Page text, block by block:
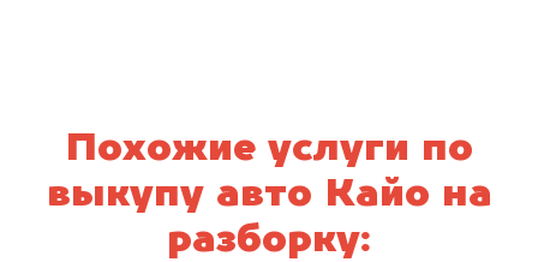
Похожие услуги по
выкупу авто Кайо на
разборку: